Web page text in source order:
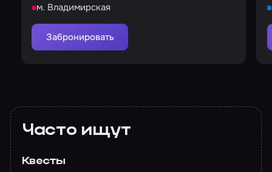
м. Владимирская
Забронировать
Часто ищут
Квесты